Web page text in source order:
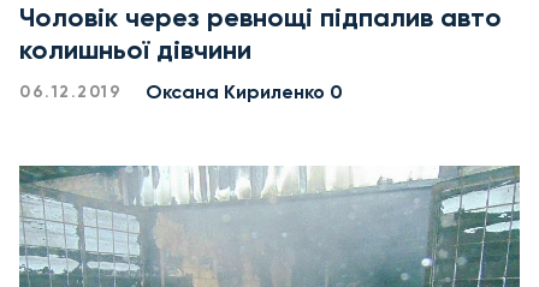
Чоловік через ревнощі підпалив авто
колишньої дівчини
06.12.2019 Оксана Кириленко 0